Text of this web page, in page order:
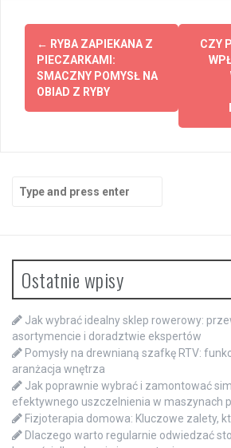
Post
navigation
← RYBA ZAPIEKANA Z
PIECZARKAMI:
SMACZNY POMYSŁ NA
OBIAD Z RYBY
CZY
for:
Ostatnie wpisy
Jak wybrać idealny sklep rowerowy:
asortymencie i doradztwie ekspertów
Pomysły na drewnianą szafkę RTV:
aranżacja wnętrza
Jak poprawnie wybrać i zamontować
efektywnego uszczelnienia w maszynach
Fizjoterapia domowa: Kluczowe zalety,
Dlaczego warto regularnie odwiedzać